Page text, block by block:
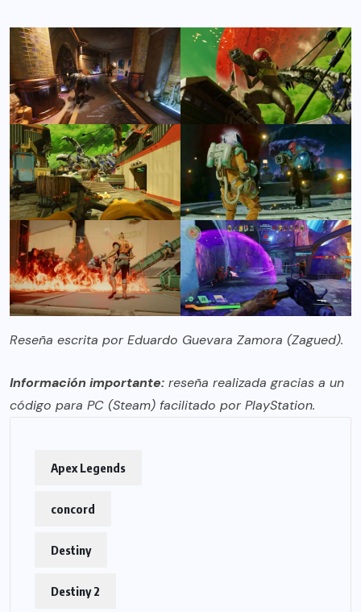
Reseña escrita por Eduardo Guevara Zamora (Zagued).
Información importante: reseña realizada gracias a un
código para PC (Steam) facilitado por PlayStation.
Apex Legends
concord
Destiny
Destiny 2